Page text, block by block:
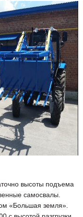
высоты подъема
самосвалы.
«Большая земля».